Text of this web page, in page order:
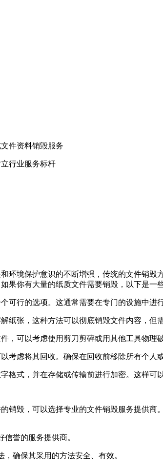
件资料销毁服务
行业服务标杆
环境保护意识的不断增强，传统的文件销
果你有大量的纸质文件需要销毁，以下是一
可行的选项。这通常需要在专门的设施中进
纸张，这种方法可以彻底销毁文件内容，但
，可以考虑使用剪刀剪碎或用其他工具物理
考虑将其回收。确保在回收前移除所有个人
格式，并在存储或传输前进行加密。这样可
销毁，可以选择专业的文件销毁服务提供
誉的服务提供商。
确保其采用的方法安全、有效。